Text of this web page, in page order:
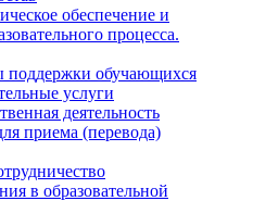
обеспечение и
процесса.
обучающихся
услуги
деятельность
приема (перевода)
в образовательной